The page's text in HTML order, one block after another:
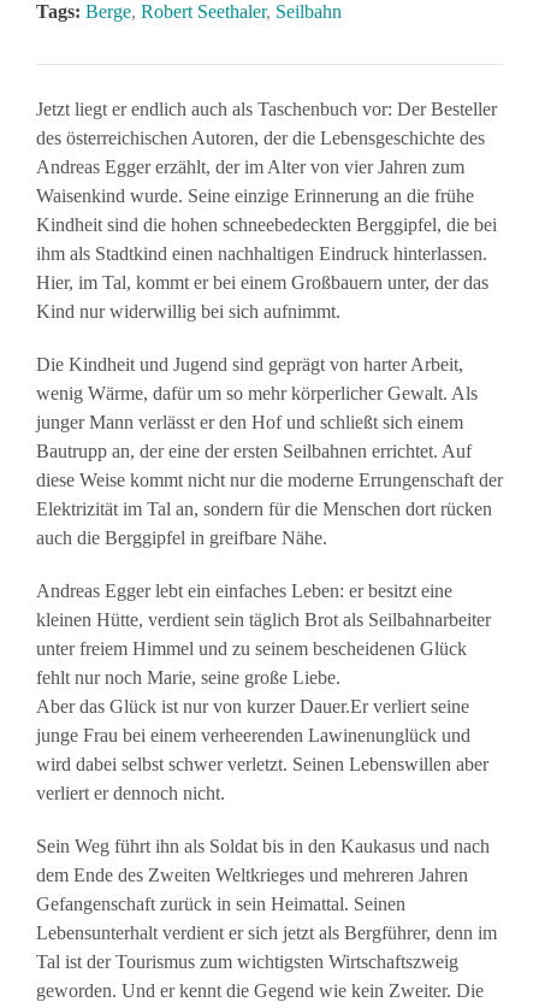
Tags: Berge, Robert Seethaler, Seilbahn
Jetzt liegt er endlich auch als Taschenbuch vor: Der Besteller
des österreichischen Autoren, der die Lebensgeschichte des
Andreas Egger erzählt, der im Alter von vier Jahren zum
Waisenkind wurde. Seine einzige Erinnerung an die frühe
Kindheit sind die hohen schneebedeckten Berggipfel, die bei
ihm als Stadtkind einen nachhaltigen Eindruck hinterlassen.
Hier, im Tal, kommt er bei einem Großbauern unter, der das
Kind nur widerwillig bei sich aufnimmt.
Die Kindheit und Jugend sind geprägt von harter Arbeit,
wenig Wärme, dafür um so mehr körperlicher Gewalt. Als
junger Mann verlässt er den Hof und schließt sich einem
Bautrupp an, der eine der ersten Seilbahnen errichtet. Auf
diese Weise kommt nicht nur die moderne Errungenschaft der
Elektrizität im Tal an, sondern für die Menschen dort rücken
auch die Berggipfel in greifbare Nähe.
Andreas Egger lebt ein einfaches Leben: er besitzt eine
kleinen Hütte, verdient sein täglich Brot als Seilbahnarbeiter
unter freiem Himmel und zu seinem bescheidenen Glück
fehlt nur noch Marie, seine große Liebe.
Aber das Glück ist nur von kurzer Dauer.Er verliert seine
junge Frau bei einem verheerenden Lawinenunglück und
wird dabei selbst schwer verletzt. Seinen Lebenswillen aber
verliert er dennoch nicht.
Sein Weg führt ihn als Soldat bis in den Kaukasus und nach
dem Ende des Zweiten Weltkrieges und mehreren Jahren
Gefangenschaft zurück in sein Heimattal. Seinen
Lebensunterhalt verdient er sich jetzt als Bergführer, denn im
Tal ist der Tourismus zum wichtigsten Wirtschaftszweig
geworden. Und er kennt die Gegend wie kein Zweiter. Die